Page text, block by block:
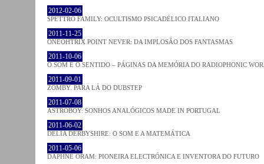
2012-02-06
SPETTRO FAMILY: OCULTISMO PSICADÉLICO ITALIANO
2011-11-25
ONEOHTRIX POINT NEVER: DA IMPLOSÃO DOS FANTASMAS
2011-10-06
O SOM E O SENTIDO – PÁGINAS DA MEMÓRIA DO RADIOPHONIC
2011-09-01
ZOMBY. PARA LÁ DO DUBSTEP
2011-07-08
ASTROBOY: SONHOS ANALÓGICOS MADE IN PORTUGAL
2011-06-02
DELIA DERBYSHIRE: O SOM E A MATEMÁTICA
2011-05-06
DAPHNE ORAM: PIONEIRA ELECTRÓNICA E INVENTORA DO FUTURO